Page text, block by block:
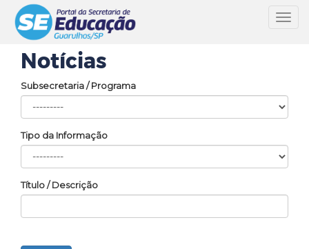
Notícias
Subsecretaria / Programa
Tipo da Informação
Título / Descrição